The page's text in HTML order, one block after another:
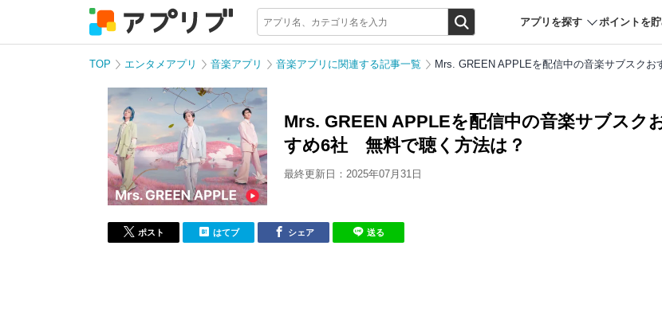
アプリを探す ポイントを
TOP エンタメアプリ 音楽アプリ 音楽アプリに関連する記事一覧 Mrs. GREEN APPLEを配信中の音楽サブスク
Mrs. GREEN APPLEを配信中の音楽サブスク
すめ6社 無料で聴く方法は？
最終更新日：2025年07月31日
ポスト はてブ シェア 送る